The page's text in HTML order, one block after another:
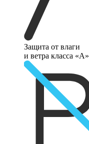
Защита от влаги
и ветра класса «А»